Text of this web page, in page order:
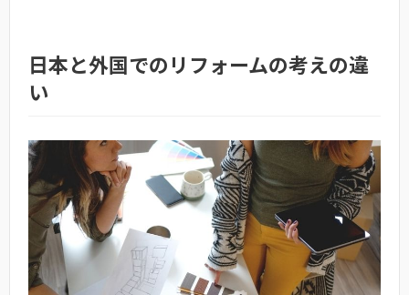
日本と外国でのリフォームの考えの違
い